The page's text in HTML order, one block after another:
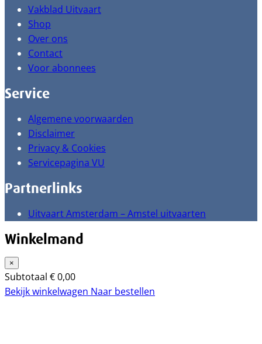
Vakblad Uitvaart
Shop
Over ons
Contact
Voor abonnees
Service
Algemene voorwaarden
Disclaimer
Privacy & Cookies
Servicepagina VU
Partnerlinks
Uitvaart Amsterdam – Amstel uitvaarten
Winkelmand
×
Subtotaal €0,00
Bekijk winkelwagen Naar bestellen